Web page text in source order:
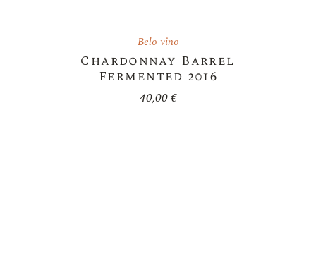
Belo vino
Chardonnay Barrel
Fermented 2016
40,00€